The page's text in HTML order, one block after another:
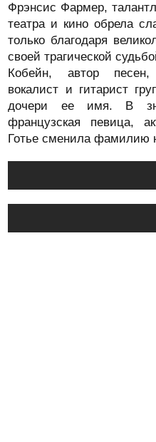
Фрэнсис Фармер,
театра и кино обрела
только благодаря
своей трагической
Кобейн, автор
вокалист и гитарист
дочери ее имя. В
французская певица,
Готье сменила фамилию